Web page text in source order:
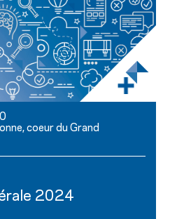
coeur du Grand
2024